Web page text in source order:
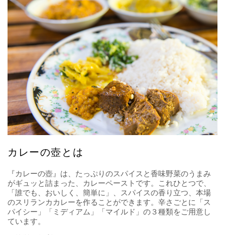
カレーの壺とは
『カレーの壺』は、たっぷりのスパイスと香味野菜のうまみ
がギュッと詰まった、カレーペーストです。これひとつで、
「誰でも、おいしく、簡単に」、スパイスの香り立つ、本場
のスリランカカレーを作ることができます。辛さごとに「ス
パイシー」「ミディアム」「マイルド」の３種類をご用意し
ています。